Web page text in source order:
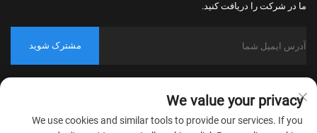
ما در شرکت را دریافت کنید.
مشترک شوید
حقوق محفوظ است.
سیاست حریم خصوصی
We value your privacy
We use cookies and similar tools to provide our services. If you